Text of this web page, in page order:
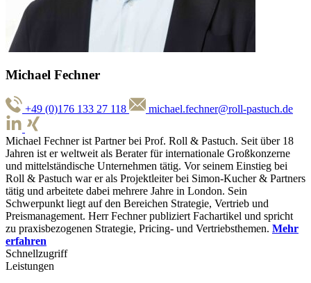
Michael Fechner
+49 (0)176 133 27 118 michael.fechner@roll-pastuch.de
Michael Fechner ist Partner bei Prof. Roll & Pastuch. Seit über 18
Jahren ist er weltweit als Berater für internationale Großkonzerne
und mittelständische Unternehmen tätig. Vor seinem Einstieg bei
Roll & Pastuch war er als Projektleiter bei Simon-Kucher & Partners
tätig und arbeitete dabei mehrere Jahre in London. Sein
Schwerpunkt liegt auf den Bereichen Strategie, Vertrieb und
Preismanagement. Herr Fechner publiziert Fachartikel und spricht
zu praxisbezogenen Strategie, Pricing- und Vertriebsthemen. Mehr
erfahren
Schnellzugriff
Leistungen